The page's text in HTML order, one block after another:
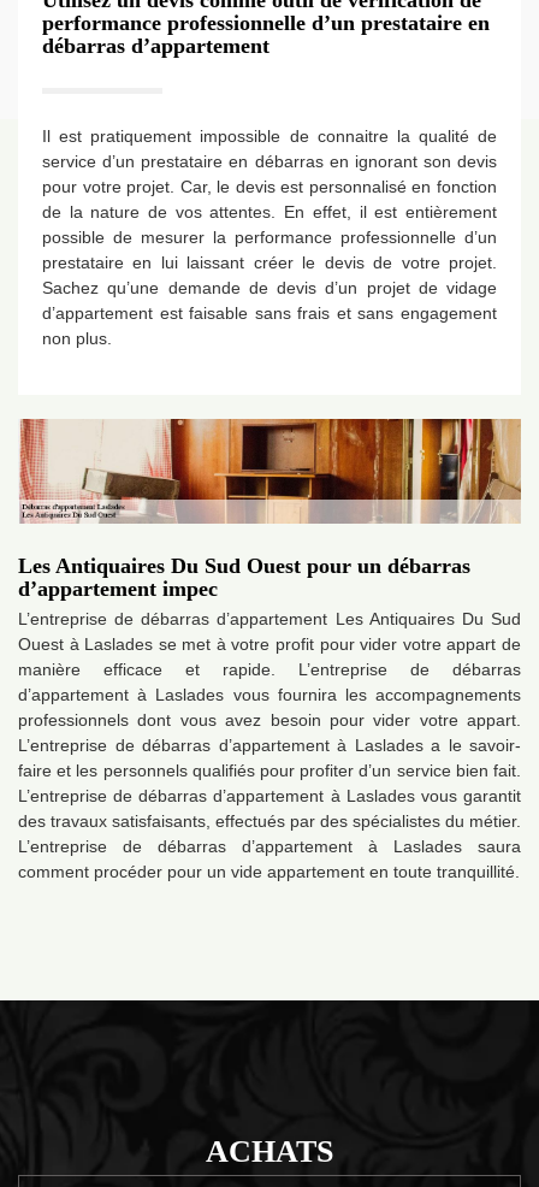
performance professionnelle d’un prestataire en
débarras d’appartement
Il est pratiquement impossible de connaitre la qualité de
service d’un prestataire en débarras en ignorant son devis
pour votre projet. Car, le devis est personnalisé en fonction
de la nature de vos attentes. En effet, il est entièrement
possible de mesurer la performance professionnelle d’un
prestataire en lui laissant créer le devis de votre projet.
Sachez qu’une demande de devis d’un projet de vidage
d’appartement est faisable sans frais et sans engagement
non plus.
Les Antiquaires Du Sud Ouest pour un débarras
d’appartement impec
L’entreprise de débarras d’appartement Les Antiquaires Du Sud
Ouest à Laslades se met à votre profit pour vider votre appart de
manière efficace et rapide. L’entreprise de débarras
d’appartement à Laslades vous fournira les accompagnements
professionnels dont vous avez besoin pour vider votre appart.
L’entreprise de débarras d’appartement à Laslades a le savoir-
faire et les personnels qualifiés pour profiter d’un service bien fait.
L’entreprise de débarras d’appartement à Laslades vous garantit
des travaux satisfaisants, effectués par des spécialistes du métier.
L’entreprise de débarras d’appartement à Laslades saura
comment procéder pour un vide appartement en toute tranquillité.
ACHATS